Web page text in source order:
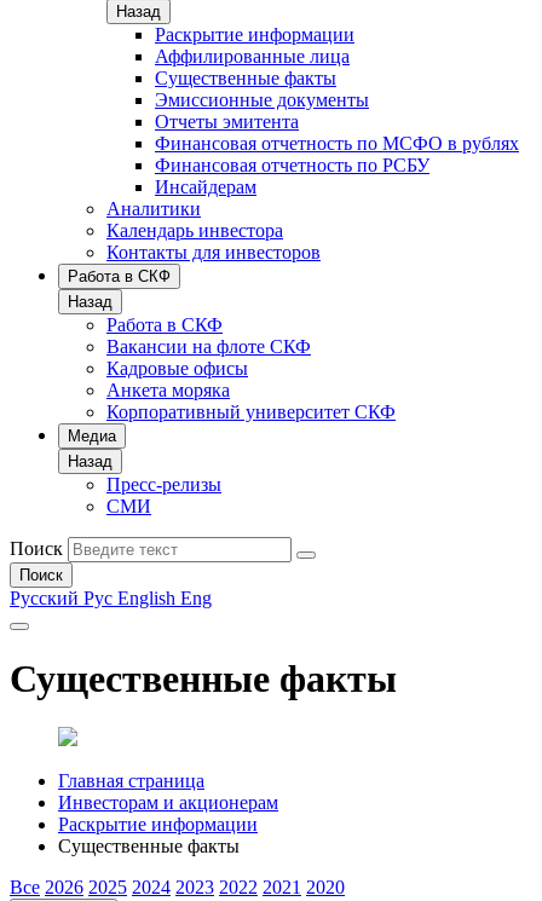
Назад
Раскрытие информации
Аффилированные лица
Существенные факты
Эмиссионные документы
Отчеты эмитента
Финансовая отчетность по МСФО в рублях
Финансовая отчетность по РСБУ
Инсайдерам
Аналитики
Календарь инвестора
Контакты для инвесторов
Работа в СКФ
Назад
Работа в СКФ
Вакансии на флоте СКФ
Кадровые офисы
Анкета моряка
Корпоративный университет СКФ
Медиа
Назад
Пресс-релизы
СМИ
Поиск
Поиск
Русский Рус English Eng
Существенные факты
Главная страница
Инвесторам и акционерам
Раскрытие информации
Существенные факты
Все 2026 2025 2024 2023 2022 2021 2020